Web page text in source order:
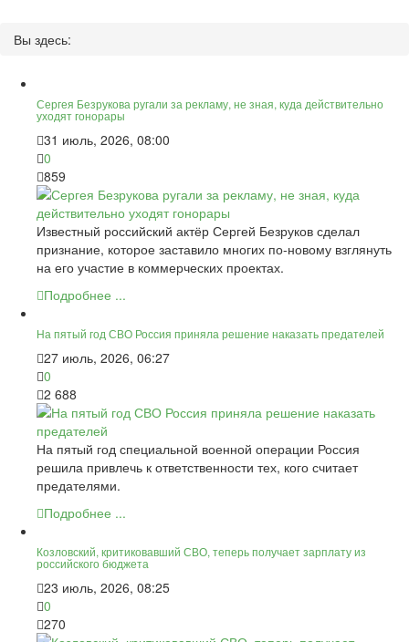
Вы здесь:
Сергея Безрукова ругали за рекламу, не зная, куда действительно
уходят гонорары
31 июль, 2026, 08:00
0
859
Известный российский актёр Сергей Безруков сделал
признание, которое заставило многих по-новому взглянуть
на его участие в коммерческих проектах.
Подробнее ...
На пятый год СВО Россия приняла решение наказать предателей
27 июль, 2026, 06:27
0
2 688
На пятый год специальной военной операции Россия
решила привлечь к ответственности тех, кого считает
предателями.
Подробнее ...
Козловский, критиковавший СВО, теперь получает зарплату из
российского бюджета
23 июль, 2026, 08:25
0
270